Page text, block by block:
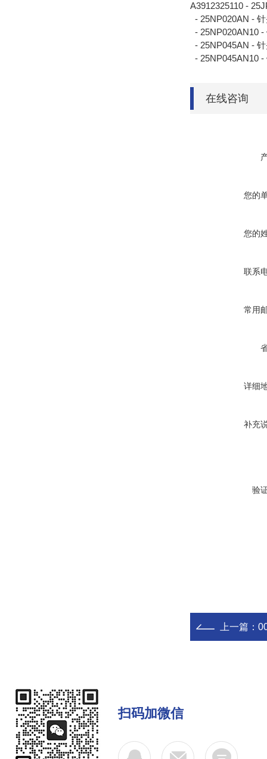
A3912325110 -
- 25NP020AN -
- 25NP020AN10 -
- 25NP045AN -
- 25NP045AN10 -
在线咨询
您的
您的
联系
常用
详细
补充
验
上一篇：
扫码加微信